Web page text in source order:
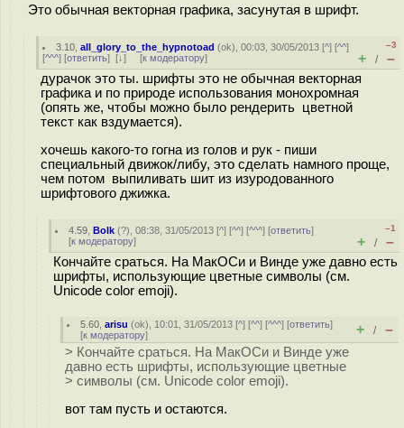
Это обычная векторная графика, засунутая в шрифт.
3.10 ,all_glory_to_the_hypnotoad (ok), 00:03, 30/05/2013 [^] [^^]
[^^^] [ответить] [↓] [к модератору]
–3
+ / –
дурачок это ты. шрифты это не обычная векторная
графика и по природе использования монохромная
(опять же, чтобы можно было рендерить цветной
текст как вздумается).
хочешь какого-то гогна из голов и рук - пиши
специальный движок/либу, это сделать намного проще,
чем потом выпиливать шит из изуродованного
шрифтового джижка.
4.59 ,Bolk (?), 08:38, 31/05/2013 [^] [^^] [^^^] [ответить]
[к модератору]
–1
+ / –
Кончайте сраться. На МакОСи и Винде уже давно есть
шрифты, использующие цветные символы (см.
Unicode color emoji).
5.60 ,arisu (ok), 10:01, 31/05/2013 [^] [^^] [^^^] [ответить]
[к модератору] + / –
> Кончайте сраться. На МакОСи и Винде уже
давно есть шрифты, использующие цветные
> символы (см. Unicode color emoji).
вот там пусть и остаются.